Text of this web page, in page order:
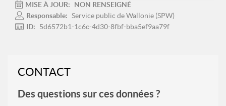
MISE À JOUR:
NON RENSEIGNÉ
Responsable: Service public de Wallonie (SPW)
ID:
5d6572b1-1c6c-4d30-8fbf-bba5ef9aa79f
CONTACT
Des questions sur ces données ?